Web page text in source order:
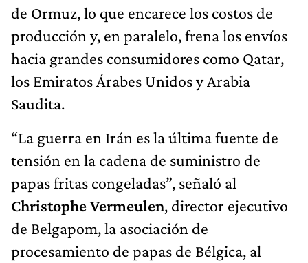
de Ormuz, lo que encarece los costos de
producción y, en paralelo, frena los envíos
hacia grandes consumidores como Qatar,
los Emiratos Árabes Unidos y Arabia
Saudita.
“La guerra en Irán es la última fuente de
tensión en la cadena de suministro de
papas fritas congeladas”, señaló al
Christophe Vermeulen, director ejecutivo
de Belgapom, la asociación de
procesamiento de papas de Bélgica, al